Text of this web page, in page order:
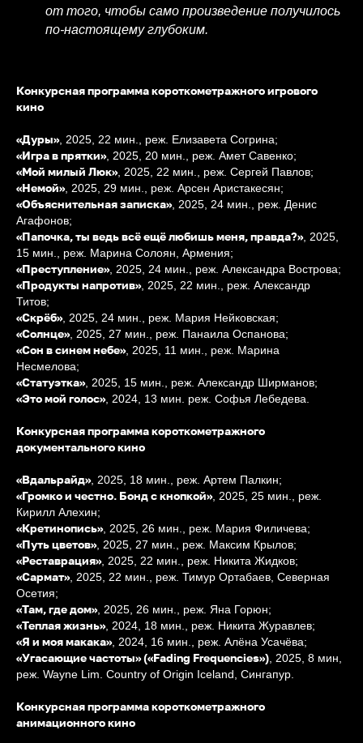
от того, чтобы само произведение получилось
по-настоящему глубоким.
Конкурсная программа короткометражного игрового
кино
«Дуры», 2025, 22 мин., реж. Елизавета Согрина;
«Игра в прятки», 2025, 20 мин., реж. Амет Савенко;
«Мой милый Люк», 2025, 22 мин., реж. Сергей Павлов;
«Немой», 2025, 29 мин., реж. Арсен Аристакесян;
«Объяснительная записка», 2025, 24 мин., реж. Денис
Агафонов;
«Папочка, ты ведь всё ещё любишь меня, правда?», 2025,
15 мин., реж. Марина Солоян, Армения;
«Преступление», 2025, 24 мин., реж. Александра Вострова;
«Продукты напротив», 2025, 22 мин., реж. Александр
Титов;
«Скрёб», 2025, 24 мин., реж. Мария Нейковская;
«Солнце», 2025, 27 мин., реж. Панаила Оспанова;
«Сон в синем небе», 2025, 11 мин., реж. Марина
Несмелова;
«Статуэтка», 2025, 15 мин., реж. Александр Ширманов;
«Это мой голос», 2024, 13 мин. реж. Софья Лебедева.
Конкурсная программа короткометражного
документального кино
«Вдальрайд», 2025, 18 мин., реж. Артем Палкин;
«Громко и честно. Бонд с кнопкой», 2025, 25 мин., реж.
Кирилл Алехин;
«Кретинопись», 2025, 26 мин., реж. Мария Филичева;
«Путь цветов», 2025, 27 мин., реж. Максим Крылов;
«Реставрация», 2025, 22 мин., реж. Никита Жидков;
«Сармат», 2025, 22 мин., реж. Тимур Ортабаев, Северная
Осетия;
«Там, где дом», 2025, 26 мин., реж. Яна Горюн;
«Теплая жизнь», 2024, 18 мин., реж. Никита Журавлев;
«Я и моя макака», 2024, 16 мин., реж. Алёна Усачёва;
«Угасающие частоты» («Fading Frequencies») , 2025, 8 мин,
реж. Wayne Lim. Country of Origin Iceland, Сингапур.
Конкурсная программа короткометражного
анимационного кино